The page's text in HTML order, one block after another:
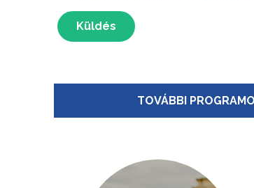
Küldés
TOVÁBBI